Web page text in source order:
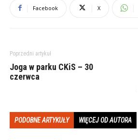
Facebook X
Poprzedni artykuł
Joga w parku CKiS – 30
czerwca
PODOBNE ARTYKUŁY WIĘCEJ OD AUTORA